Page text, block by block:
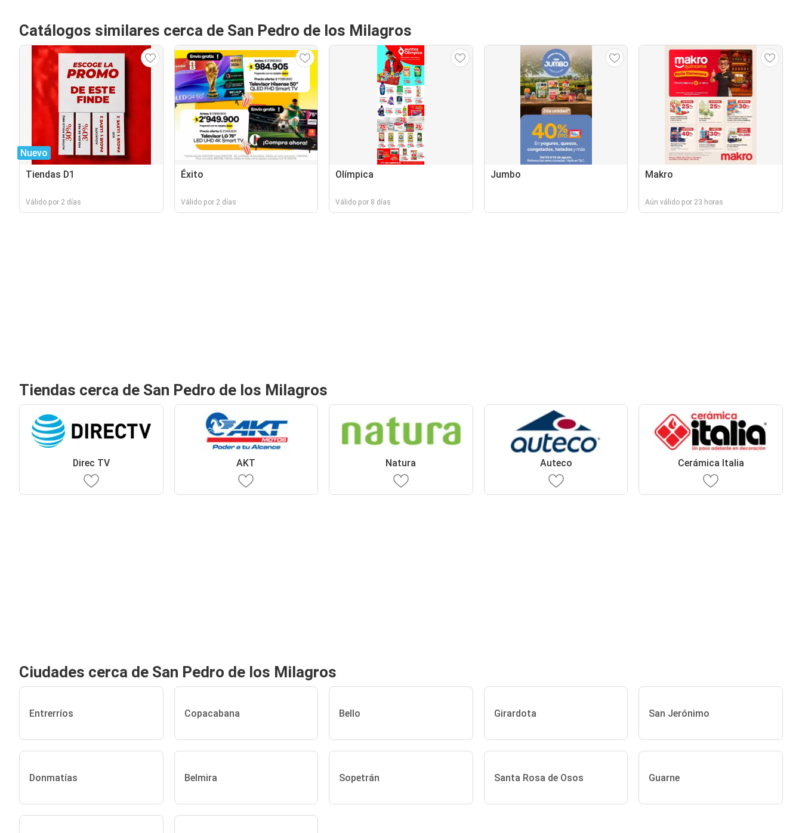
Catálogos similares cerca de San Pedro de los Milagros
Nuevo
Tiendas D1
Válido por 2 días
Éxito
Válido por 2 días
Olímpica
Válido por 8 días
Jumbo Makro
Aún válido por 23 horas
Tiendas cerca de San Pedro de los Milagros
Direc TV AKT Natura Auteco Cerámica Italia
Ciudades cerca de San Pedro de los Milagros
Entrerríos Copacabana Bello Girardota San Jerónimo
Donmatías Belmira Sopetrán Santa Rosa de Osos Guarne